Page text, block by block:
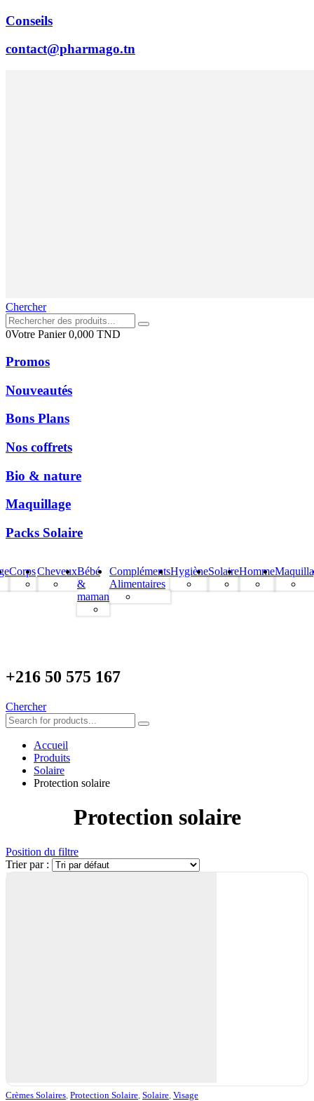
Conseils
contact@pharmago.tn
Chercher
0Votre Panier0,000 TND
Promos
Nouveautés
Bons Plans
Nos coffrets
Bio & nature
Maquillage
Packs Solaire
CorpsCheveuxBébé
&
maman
Compléments
Alimentaires
HygièneSolaireHomme
+216 50 575 167
Chercher
Accueil
Produits
Solaire
Protection solaire
Protection solaire
Position du filtre
Trier par :
Crèmes Solaires Protection Solaire Solaire Visage